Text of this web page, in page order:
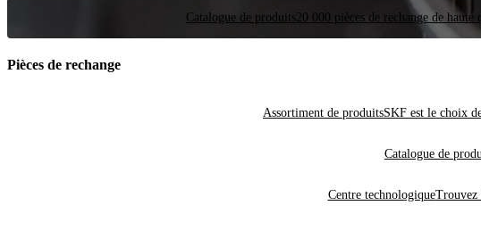
Catalogue de produits20 000 pièces de rechange de
Pièces de rechange
Assortiment de produitsSKF est le choix
Catalogue de
Centre technologiqueTrouvez